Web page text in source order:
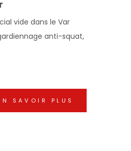
vide dans le Var
anti-squat,
SAVOIR PLUS